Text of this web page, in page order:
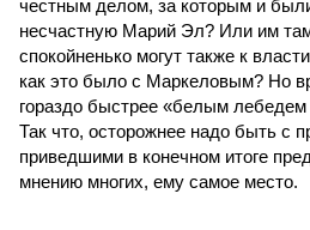
честным делом, за которым и
несчастную Марий Эл? Или им
спокойненько могут также к
как это было с Маркеловым? Но
гораздо быстрее «белым
Так что, осторожнее надо быть с
приведшими в конечном итоге
мнению многих, ему самое место.